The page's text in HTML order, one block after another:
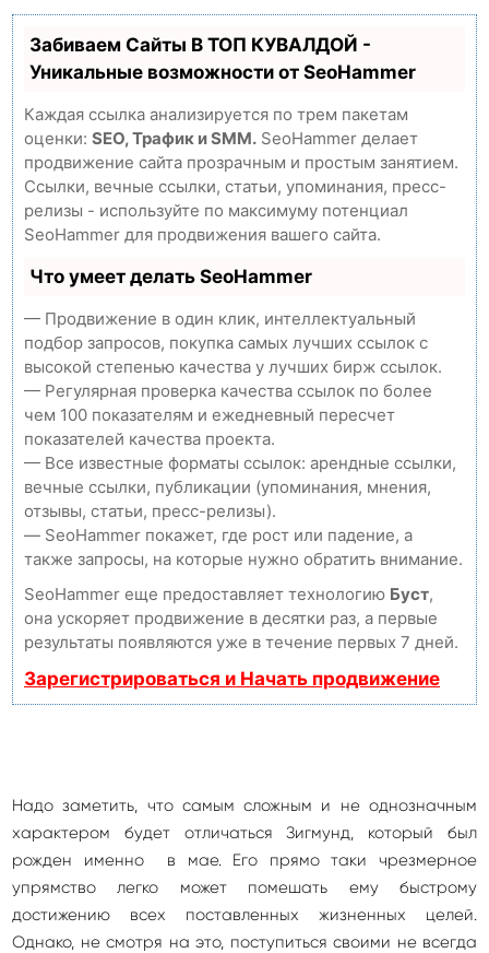
Забиваем Сайты В ТОП КУВАЛДОЙ -
Уникальные возможности от SeoHammer
Каждая ссылка анализируется по трем пакетам
оценки: SEO, Трафик и SMM. SeoHammer делает
продвижение сайта прозрачным и простым занятием.
Ссылки, вечные ссылки, статьи, упоминания, пресс-
релизы - используйте по максимуму потенциал
SeoHammer для продвижения вашего сайта.
Что умеет делать SeoHammer
— Продвижение в один клик, интеллектуальный
подбор запросов, покупка самых лучших ссылок с
высокой степенью качества у лучших бирж ссылок.
— Регулярная проверка качества ссылок по более
чем 100 показателям и ежедневный пересчет
показателей качества проекта.
— Все известные форматы ссылок: арендные ссылки,
вечные ссылки, публикации (упоминания, мнения,
отзывы, статьи, пресс-релизы).
— SeoHammer покажет, где рост или падение, а
также запросы, на которые нужно обратить внимание.
SeoHammer еще предоставляет технологию Буст,
она ускоряет продвижение в десятки раз, а первые
результаты появляются уже в течение первых 7 дней.
Зарегистрироваться и Начать продвижение
Надо заметить, что самым сложным и не однозначным
характером будет отличаться Зигмунд, который был
рожден именно в мае. Его прямо таки чрезмерное
упрямство легко может помешать ему быстрому
достижению всех поставленных жизненных целей.
Однако, не смотря на это, поступиться своими не всегда